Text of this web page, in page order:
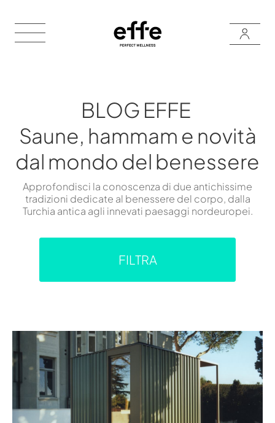
BLOG EFFE
Saune, hammam e novità
dal mondo del benessere
Approfondisci la conoscenza di due antichissime
tradizioni dedicate al benessere del corpo, dalla
Turchia antica agli innevati paesaggi nordeuropei.
FILTRA